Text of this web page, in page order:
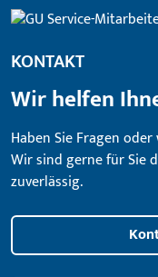
KONTAKT
Wir helfen
Haben Sie Fragen
Wir sind gerne für Sie
zuverlässig.